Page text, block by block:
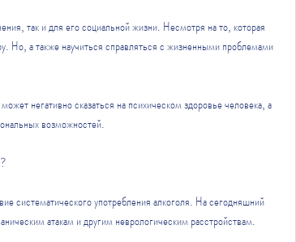
так и для его социальной жизни. Несмотря на то, которая
Но, а также научиться справляться с жизненными проблемами
негативно сказаться на психическом здоровье человека, а
возможностей.
систематического употребления алкоголя. На сегодняшний
атакам и другим неврологическим расстройствам.